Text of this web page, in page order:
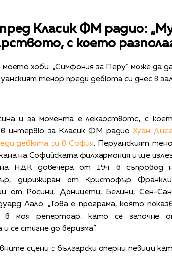
Класик ФМ радио:
с което
хоби...„Симфония за Перу” може да
тенор преди дебюта си днес в
и за момента е лекарството, с
в интервю за Класик ФМ радиоХуан
дебюта си в София. Перуанският
на Софийската филхармония и ще
НДК довечера от 19ч. в съпровод
дирижиран от Кристофър
от Росини, Доницети, Белини, Сен-
Лало. „Това е програма, която
в моя репертоар, като се започне
се стигне до веризма”.
сцени с български оперни певици